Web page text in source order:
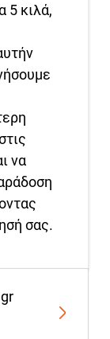
5 κιλά,
να
σας.